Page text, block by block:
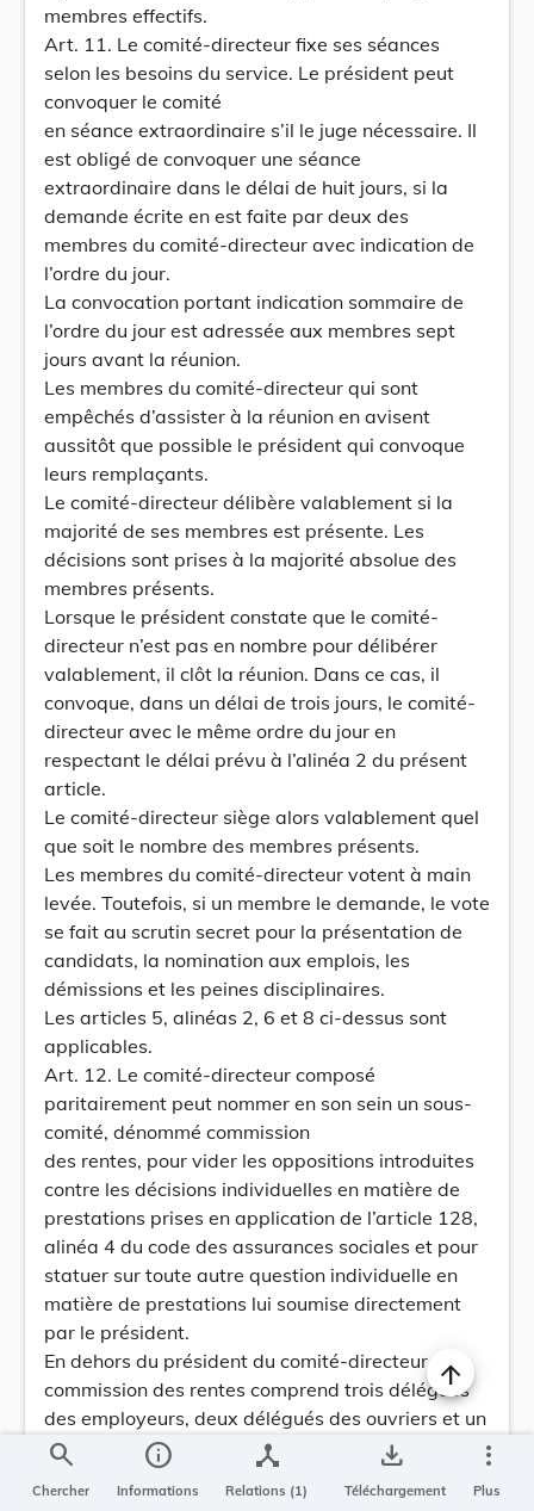
membres effectifs.
Art. 11. Le comité-directeur fixe ses séances
selon les besoins du service. Le président peut
convoquer le comité
en séance extraordinaire s’il le juge nécessaire. Il
est obligé de convoquer une séance
extraordinaire dans le délai de huit jours, si la
demande écrite en est faite par deux des
membres du comité-directeur avec indication de
l’ordre du jour.
La convocation portant indication sommaire de
l’ordre du jour est adressée aux membres sept
jours avant la réunion.
Les membres du comité-directeur qui sont
empêchés d’assister à la réunion en avisent
aussitôt que possible le président qui convoque
leurs remplaçants.
Le comité-directeur délibère valablement si la
majorité de ses membres est présente. Les
décisions sont prises à la majorité absolue des
membres présents.
Lorsque le président constate que le comité-
directeur n’est pas en nombre pour délibérer
valablement, il clôt la réunion. Dans ce cas, il
convoque, dans un délai de trois jours, le comité-
directeur avec le même ordre du jour en
respectant le délai prévu à l’alinéa 2 du présent
article.
Le comité-directeur siège alors valablement quel
que soit le nombre des membres présents.
Les membres du comité-directeur votent à main
levée. Toutefois, si un membre le demande, le vote
se fait au scrutin secret pour la présentation de
candidats, la nomination aux emplois, les
démissions et les peines disciplinaires.
Les articles 5, alinéas 2, 6 et 8 ci-dessus sont
applicables.
Art. 12. Le comité-directeur composé
paritairement peut nommer en son sein un sous-
comité, dénommé commission
des rentes, pour vider les oppositions introduites
contre les décisions individuelles en matière de
prestations prises en application de l’article 128,
alinéa 4 du code des assurances sociales et pour
statuer sur toute autre question individuelle en
matière de prestations lui soumise directement
par le président.
En dehors du président du comité-directeur, la
commission des rentes comprend trois délégués
des employeurs, deux délégués des ouvriers et un
délégué représentant les fonctionnaires et
employés, nommés suivant les dispostions
réglementaires applicables à la nomination de
search
Chercher
info
Informations
device_hub
Relations (1)
save_alt
Téléchargement
more_vert
Plus